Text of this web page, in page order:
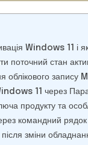
Windows 11 і
поточний стан
облікового
11 через
продукту та
командний
після зміни